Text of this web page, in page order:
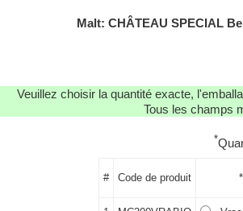
Malt: CHÂTEAU SPECIAL
Veuillez choisir la quantité exacte,
Tous les champs
*
# Code de produit